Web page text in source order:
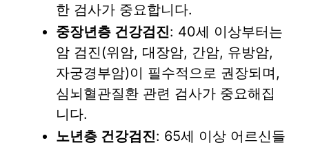
한 검사가 중요합니다.
중장년층 건강검진: 40세 이상부터는
암 검진(위암, 대장암, 간암, 유방암,
자궁경부암)이 필수적으로 권장되며,
심뇌혈관질환 관련 검사가 중요해집
니다.
노년층 건강검진: 65세 이상 어르신들